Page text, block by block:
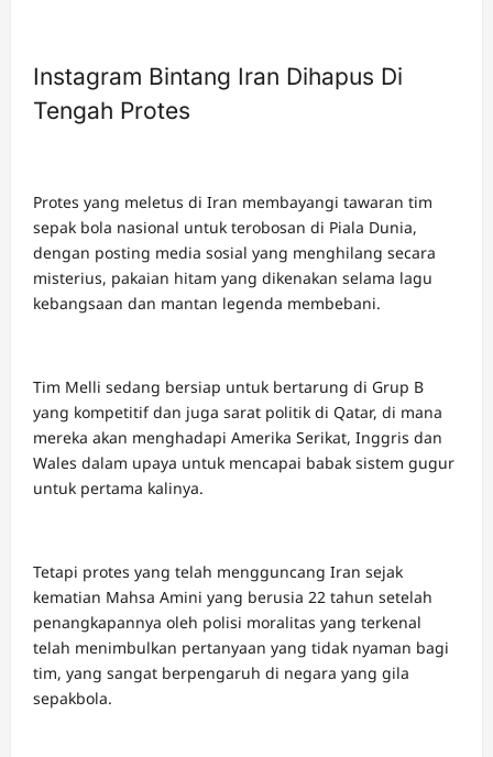
Instagram Bintang Iran Dihapus Di
Tengah Protes
Protes yang meletus di Iran membayangi tawaran tim
sepak bola nasional untuk terobosan di Piala Dunia,
dengan posting media sosial yang menghilang secara
misterius, pakaian hitam yang dikenakan selama lagu
kebangsaan dan mantan legenda membebani.
Tim Melli sedang bersiap untuk bertarung di Grup B
yang kompetitif dan juga sarat politik di Qatar, di mana
mereka akan menghadapi Amerika Serikat, Inggris dan
Wales dalam upaya untuk mencapai babak sistem gugur
untuk pertama kalinya.
Tetapi protes yang telah mengguncang Iran sejak
kematian Mahsa Amini yang berusia 22 tahun setelah
penangkapannya oleh polisi moralitas yang terkenal
telah menimbulkan pertanyaan yang tidak nyaman bagi
tim, yang sangat berpengaruh di negara yang gila
sepakbola.